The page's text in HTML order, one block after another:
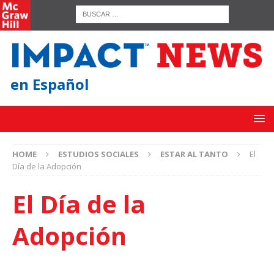
en Español
HOME ESTUDIOS SOCIALES ESTAR AL TANTO
El
Día de la Adopción
El Día de la
Adopción